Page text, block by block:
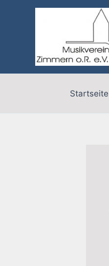
Startseite